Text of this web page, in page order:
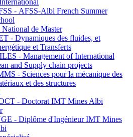
- AFSS-Albi French Summer
de Master
- Dynamiques des fluides, et
et Transferts
- Management of International
and Supply chain projects
- Sciences pour la mécanique des
et des structures
- Doctorat IMT Mines Albi
- Diplôme d'Ingénieur IMT Mines